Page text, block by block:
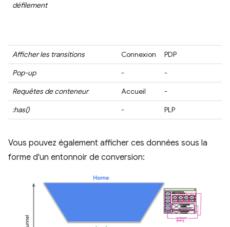
défilement
Afficher les transitions
Connexion PDP
Pop-up
- -
Requêtes de conteneur
Accueil -
:has()
- PLP
Vous pouvez également afficher ces données sous la
forme d'un entonnoir de conversion: